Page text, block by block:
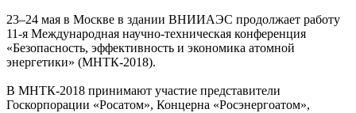
23–24 мая в Москве в здании ВНИИАЭС продолжает работу
11-я Международная научно-техническая конференция
«Безопасность, эффективность и экономика атомной
энергетики» (МНТК-2018).
В МНТК-2018 принимают участие представители
Госкорпорации «Росатом», Концерна «Росэнергоатом»,